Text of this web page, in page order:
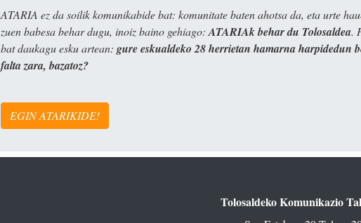
ATARIA ez da soilik komunikabide bat: komunitate baten ahotsa da, eta urte
zuen babesa behar dugu, inoiz baino gehiago: ATARIAk behar du Tolosaldea.
bat daukagu esku artean: gure eskualdeko 28 herrietan hamarna harpidedun
falta zara, bazatoz?
EGIN ATARIKIDE!
Tolosaldeko Komunikazio